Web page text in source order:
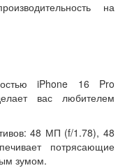
на
iPhone 16 Pro
вас любителем
48 МП (f/1.78), 48
потрясающие
зумом.